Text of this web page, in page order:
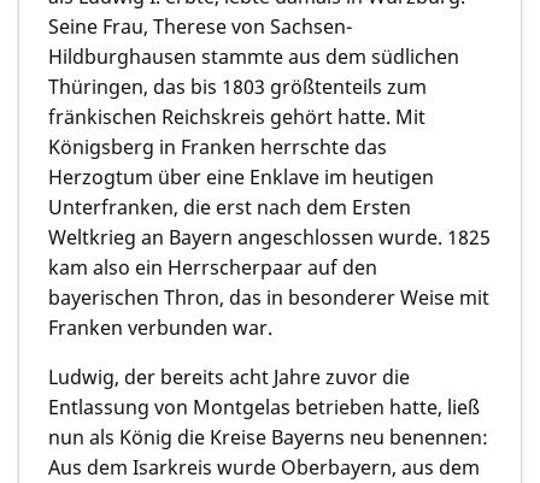
Seine Frau, Therese von Sachsen-
Hildburghausen stammte aus dem südlichen
Thüringen, das bis 1803 größtenteils zum
fränkischen Reichskreis gehört hatte. Mit
Königsberg in Franken herrschte das
Herzogtum über eine Enklave im heutigen
Unterfranken, die erst nach dem Ersten
Weltkrieg an Bayern angeschlossen wurde. 1825
kam also ein Herrscherpaar auf den
bayerischen Thron, das in besonderer Weise mit
Franken verbunden war.
Ludwig, der bereits acht Jahre zuvor die
Entlassung von Montgelas betrieben hatte, ließ
nun als König die Kreise Bayerns neu benennen:
Aus dem Isarkreis wurde Oberbayern, aus dem